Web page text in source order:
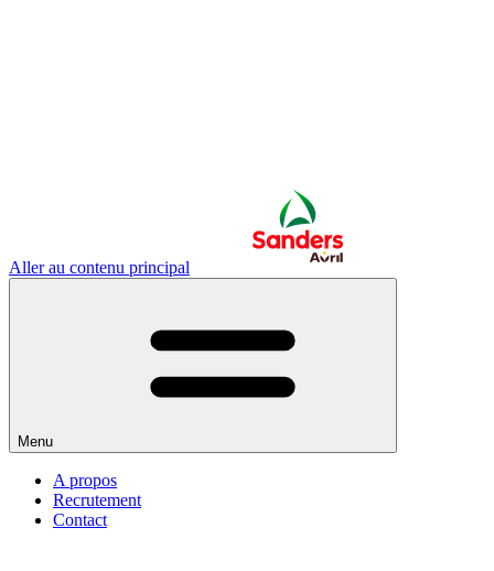
Aller au contenu principal
Menu
A propos
Recrutement
Contact